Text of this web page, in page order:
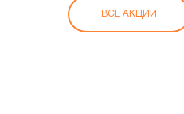
ВСЕ АКЦИИ